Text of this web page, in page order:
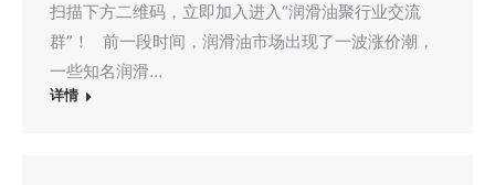
扫描下方二维码，立即加入进入“润滑油聚行业交流
群”！ 前一段时间，润滑油市场出现了一波涨价潮，
一些知名润滑…
详情